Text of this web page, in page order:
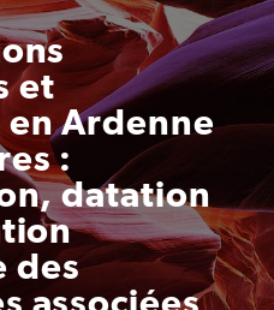
et
Ardenne
:
datation
des